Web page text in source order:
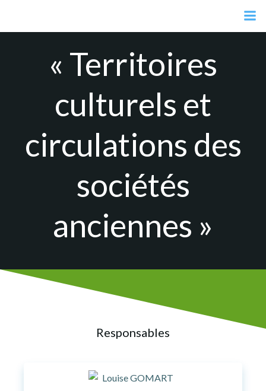
contenu
« Territoires
culturels et
circulations des
sociétés
anciennes »
Responsables